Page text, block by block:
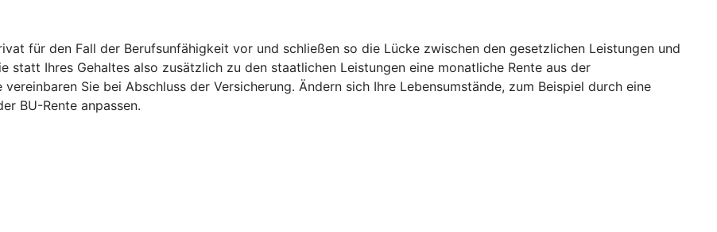
für den Fall der Berufsunfähigkeit vor und schließen so die Lücke zwischen den gesetzlichen Leistungen und
statt Ihres Gehaltes also zusätzlich zu den staatlichen Leistungen eine monatliche Rente aus der
Sie bei Abschluss der Versicherung. Ändern sich Ihre Lebensumstände, zum Beispiel durch eine
BU-Rente anpassen.